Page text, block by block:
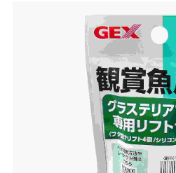
日用品（デイリー）
トリマーグッズ
お問い合わせ